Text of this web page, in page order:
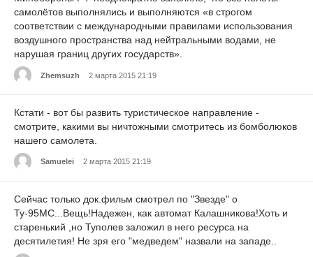
самолётов выполнялись и выполняются «в строгом
соответствии с международными правилами использования
воздушного пространства над нейтральными водами, не
нарушая границ других государств».
Zhemsuzh 2 марта 2015 21:19
Кстати - вот бы развить туристическое направление -
смотрите, какими вы ничтожными смотритесь из бомболюков
нашего самолета.
Samuelei 2 марта 2015 21:19
Сейчас только док.фильм смотрел по "Звезде" о
Ту-95МС...Вещь!Надежен, как автомат Калашникова!Хоть и
старенький ,но Туполев заложил в него ресурса на
десятилетия! Не зря его "медведем" назвали на западе..